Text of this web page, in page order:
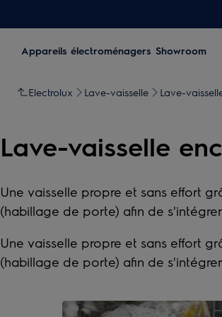
Appareils électroménagers Showroom
Electrolux Lave-vaisselle Lave-
Lave-vaisselle
Une vaisselle propre et sans effort
(habillage de porte) afin de
Une vaisselle propre et sans effort
(habillage de porte) afin de